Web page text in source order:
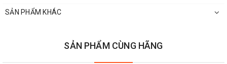
SẢN PHẨM KHÁC
SẢN PHẨM CÙNG HÃNG